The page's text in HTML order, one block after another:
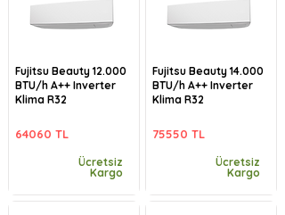
Fujitsu Beauty 12.000
BTU/h A++ Inverter
Klima R32
64060 TL
Ücretsiz
Kargo
Fujitsu Beauty 14.000
BTU/h A++ Inverter
Klima R32
75550 TL
Ücretsiz
Kargo